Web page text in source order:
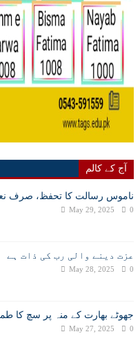
آج کے کالم
ناموس رسالت کا تحفظ، صرف
May 29, 2025 0
عزت دینے والی رب کی ذات ہے
May 28, 2025 0
جھوٹے بھارت کے منہ پر سچ کا
May 27, 2025 0